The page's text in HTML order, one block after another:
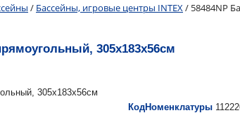
/ Бассейны, игровые центры INTEX / 58484NP
305х183х56см
КодНоменклатуры